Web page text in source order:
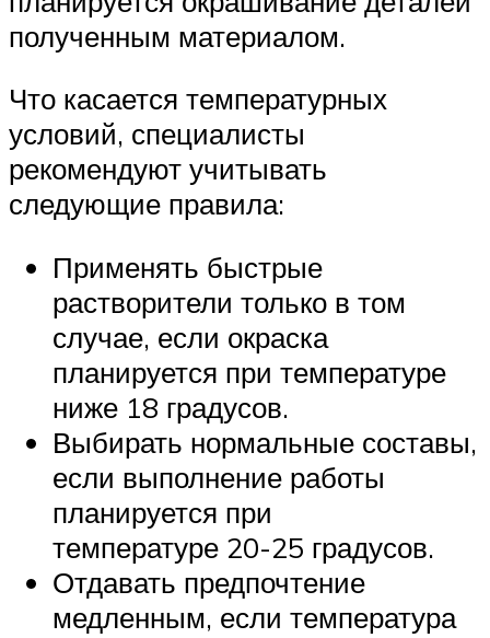
полученным материалом.
Что касается температурных
условий, специалисты
рекомендуют учитывать
следующие правила:
Применять быстрые
растворители только в том
случае, если окраска
планируется при температуре
ниже 18 градусов.
Выбирать нормальные составы,
если выполнение работы
планируется при
температуре 20-25 градусов.
Отдавать предпочтение
медленным, если температура